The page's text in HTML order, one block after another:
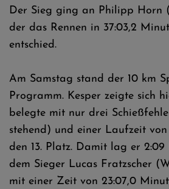
Der Sieg ging an Philipp Horn
der das Rennen in 37:03,2
entschied.
Am Samstag stand der 10 km
Programm. Kesper zeigte sich
belegte mit nur drei
stehend) und einer Laufzeit von
den 13. Platz. Damit lag er
dem Sieger Lucas Fratzscher
mit einer Zeit von 23:07,0